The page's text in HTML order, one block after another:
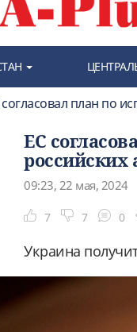
план по
ЕС
российских
09:23, 22 мая, 2024
7 7 0
Украина